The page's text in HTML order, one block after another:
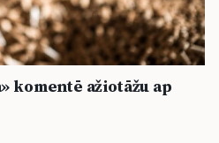
komentē ažiotāžu ap